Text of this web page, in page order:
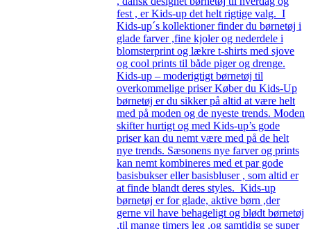
fest , er Kids-up det helt rigtige valg. I
Kids-up´s kollektioner finder du børnetøj i
glade farver ,fine kjoler og nederdele i
blomsterprint og lækre t-shirts med sjove
og cool prints til både piger og drenge.
Kids-up – moderigtigt børnetøj til
overkommelige priser Køber du Kids-Up
børnetøj er du sikker på altid at være helt
med på moden og de nyeste trends. Moden
skifter hurtigt og med Kids-up’s gode
priser kan du nemt være med på de helt
nye trends. Sæsonens nye farver og prints
kan nemt kombineres med et par gode
basisbukser eller basisbluser , som altid er
at finde blandt deres styles. Kids-up
børnetøj er for glade, aktive børn ,der
gerne vil have behageligt og blødt børnetøj
,til mange timers leg ,og samtidig se super